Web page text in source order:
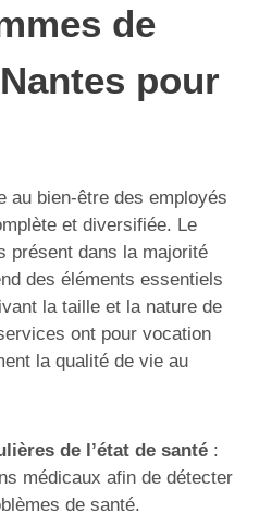
de
pour
au bien-être des employés
et diversifiée. Le
présent dans la majorité
des éléments essentiels
la taille et la nature de
ont pour vocation
la qualité de vie au
de l’état de santé :
médicaux afin de détecter
de santé.